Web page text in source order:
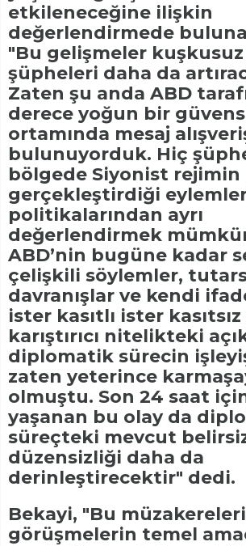
etkileneceğine ilişkin
değerlendirmede
"Bu gelişmeler
şüpheleri daha da
Zaten şu anda ABD
derece yoğun bir
ortamında mesaj
bulunuyorduk. Hiç
bölgede Siyonist rejimin
gerçekleştirdiği
politikalarından ayrı
değerlendirmek
ABD’nin bugüne kadar
çelişkili söylemler,
davranışlar ve kendi
ister kasıtlı ister
karıştırıcı nitelikteki
diplomatik sürecin
zaten yeterince
olmuştu. Son 24 saat
yaşanan bu olay da
süreçteki mevcut
düzensizliği daha da
derinleştirecektir" dedi.
Bekayi, "Bu
görüşmelerin temel